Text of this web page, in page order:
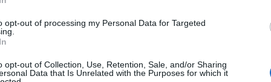
opt-out of processing my Personal Data for Targeted
opt-out of Collection, Use, Retention, Sale, and/or Sharing
Data that Is Unrelated with the Purposes for which it
luni inaintea nuntii, pentru a putea scapa
de expunerea prelungita la soare
decât o ceremonie speciala in aer liber, in